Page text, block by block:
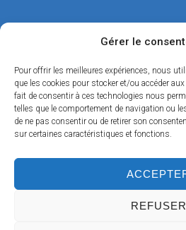
Gérer le
Pour offrir les meilleures expériences, nous
que les cookies pour stocker et/ou accéder
fait de consentir à ces technologies nous
telles que le comportement de navigation ou
de ne pas consentir ou de retirer son
sur certaines caractéristiques et fonctions.
REFUSER